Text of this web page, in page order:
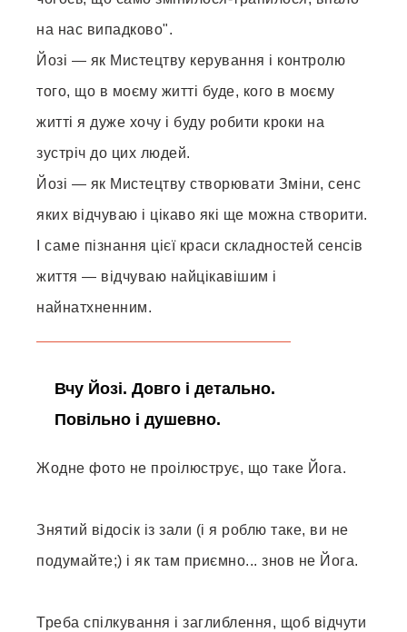
на нас випадково".
Йозі — як Мистецтву керування і контролю
того, що в моєму житті буде, кого в моєму
житті я дуже хочу і буду робити кроки на
зустріч до цих людей.
Йозі — як Мистецтву створювати Зміни, сенс
яких відчуваю і цікаво які ще можна створити.
І саме пізнання цієї краси складностей сенсів
життя — відчуваю найцікавішим і
найнатхненним.
Вчу Йозі. Довго і детально.
Повільно і душевно.
Жодне фото не проілюструє, що таке Йога.
Знятий відосік із зали (і я роблю таке, ви не
подумайте;) і як там приємно... знов не Йога.
Треба спілкування і заглиблення, щоб відчути